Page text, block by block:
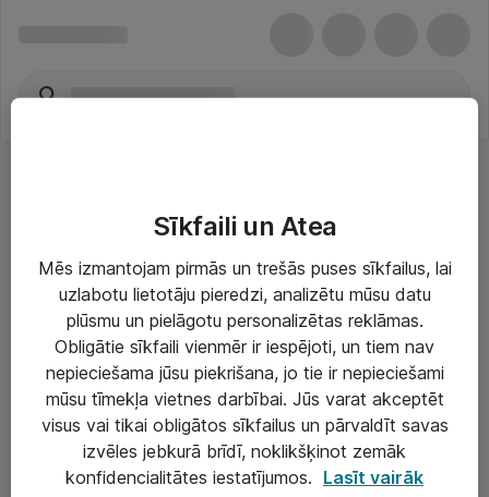
Risinājumi & Pakalpojumi
IT serviss un atbalsts
IT infrastruktūra
Darba vietu IT risinājumi
Serveri un datu centri
Sīkfaili un Atea
Mēs izmantojam pirmās un trešās puses sīkfailus, lai
uzlabotu lietotāju pieredzi, analizētu mūsu datu
plūsmu un pielāgotu personalizētas reklāmas.
Obligātie sīkfaili vienmēr ir iespējoti, un tiem nav
nepieciešama jūsu piekrišana, jo tie ir nepieciešami
mūsu tīmekļa vietnes darbībai. Jūs varat akceptēt
visus vai tikai obligātos sīkfailus un pārvaldīt savas
izvēles jebkurā brīdī, noklikšķinot zemāk
konfidencialitātes iestatījumos. Lasīt vairāk